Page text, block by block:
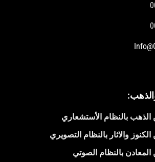
بالنظام الأستشعاري
والاثار بالنظام التصويري
بالنظام الصوتي